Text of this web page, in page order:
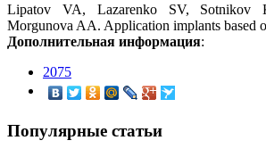
Lipatov VA, Lazarenko SV, Sotnikov
Morgunova AA. Application implants based
Дополнительная информация:
2075
Популярные статьи